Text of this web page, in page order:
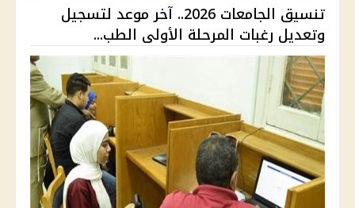
تنسيق الجامعات 2026.. آخر موعد لتسجيل
وتعديل رغبات المرحلة الأولى الطب...